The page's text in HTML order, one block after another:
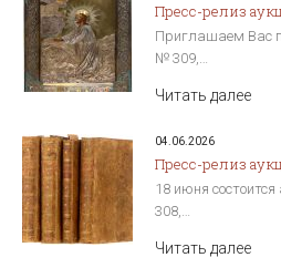
Пресс-релиз
Приглашаем Вас
№ 309,…
Читать далее
04.06.2026
Пресс-релиз
18 июня
308,…
Читать далее